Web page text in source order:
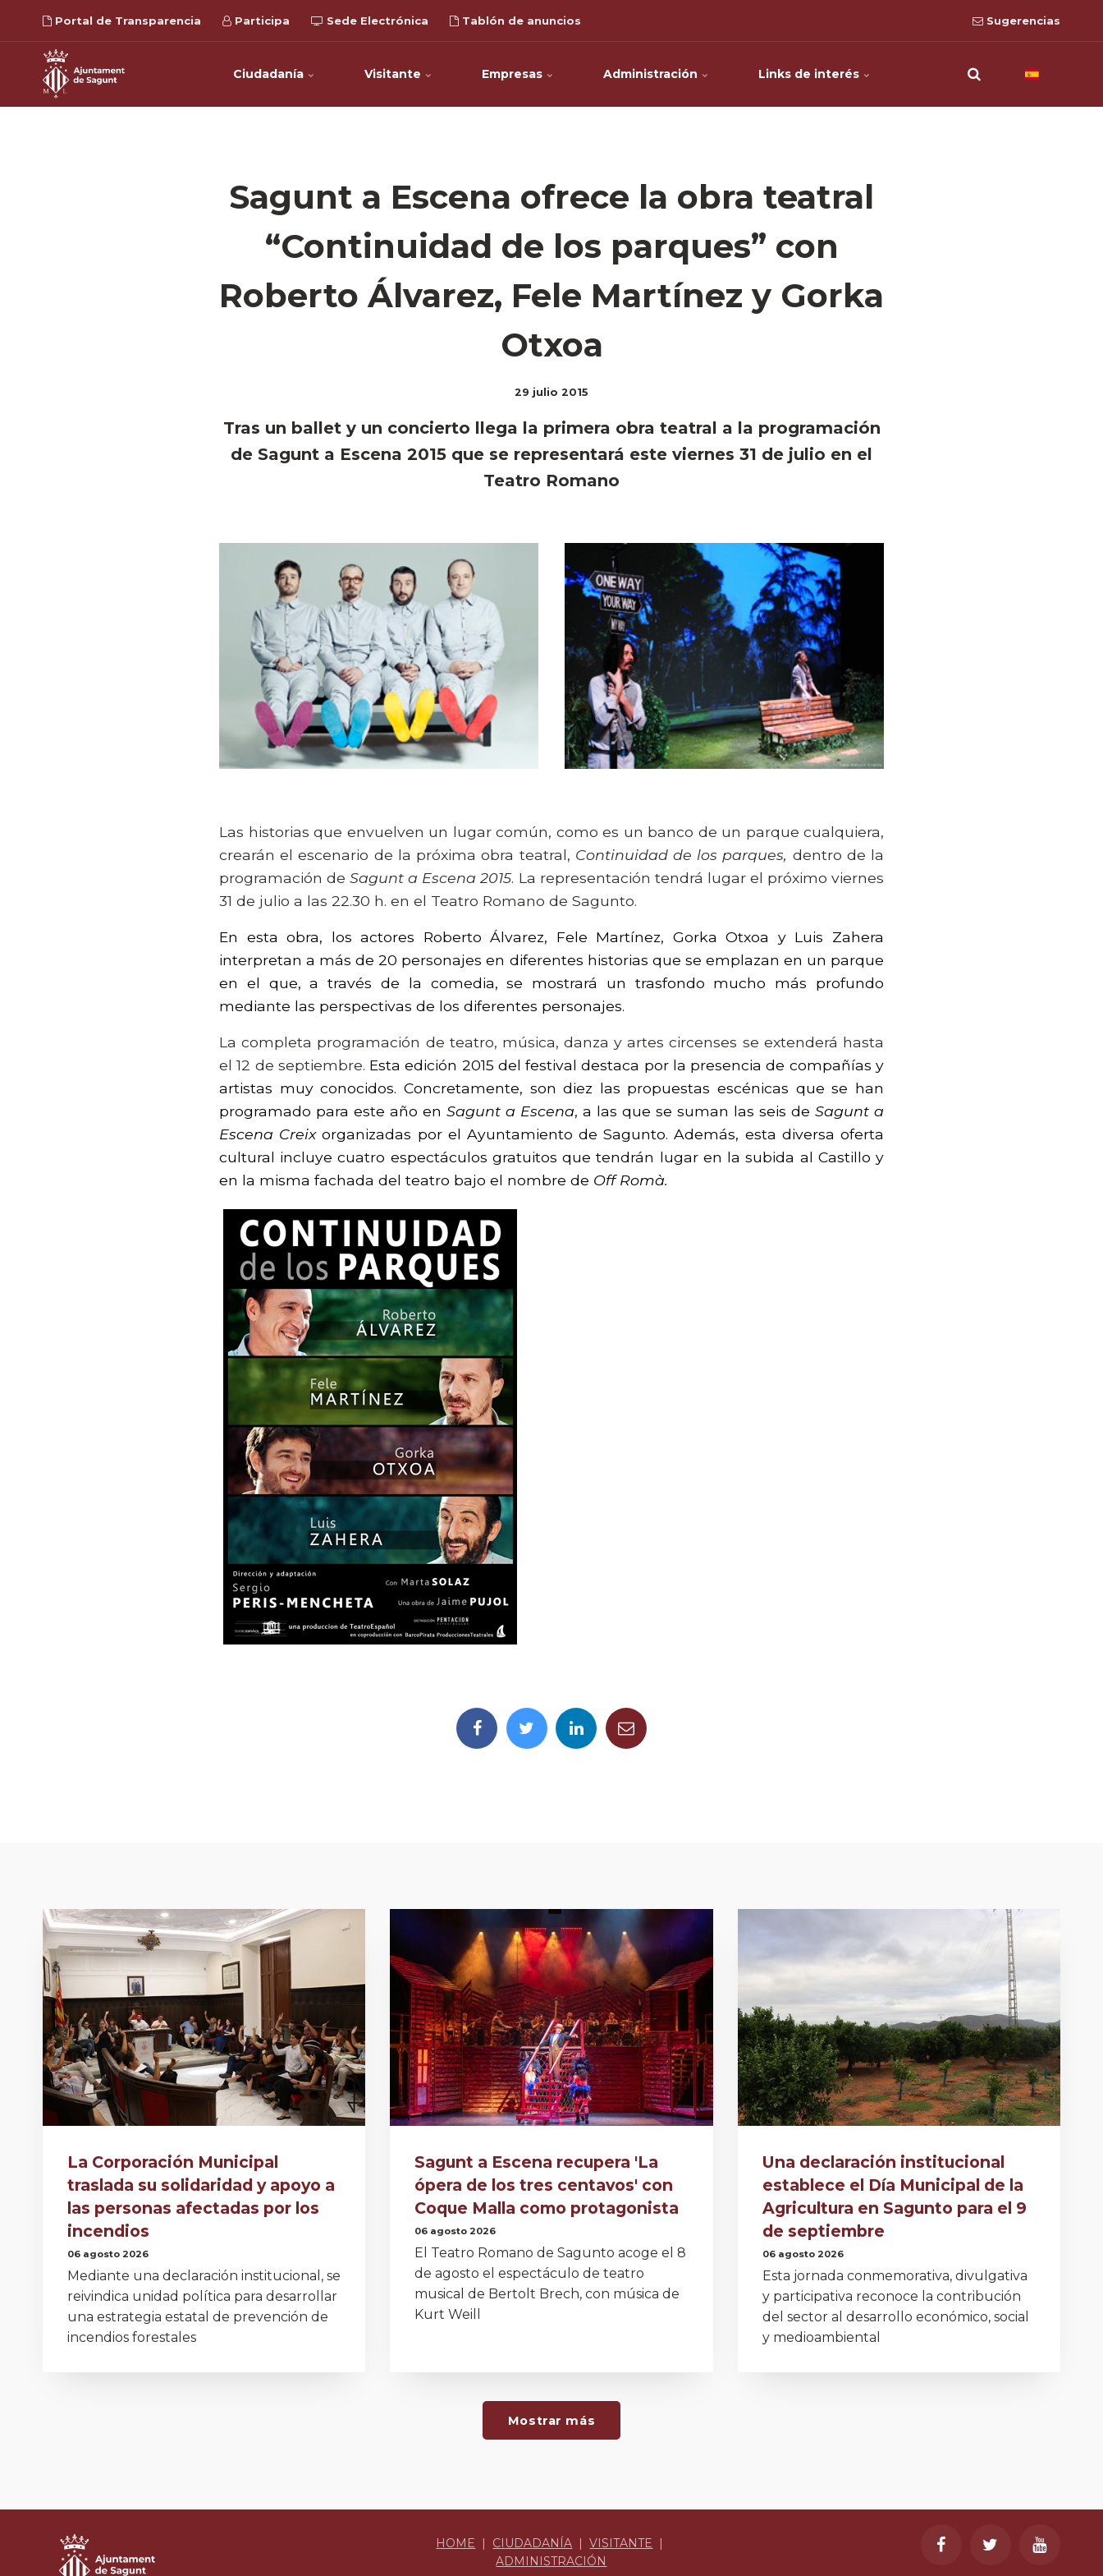
Portal de Transparencia Participa Sede Electrónica Tablón de anuncios Sugerencias
Ciudadanía Visitante Empresas Administración Links de interés
Sagunt a Escena ofrece la obra teatral
“Continuidad de los parques” con
Roberto Álvarez, Fele Martínez y Gorka
Otxoa
29 julio 2015
Tras un ballet y un concierto llega la primera obra teatral a la programación
de Sagunt a Escena 2015 que se representará este viernes 31 de julio en el
Teatro Romano
Las historias que envuelven un lugar común, como es un banco de un parque cualquiera,
crearán el escenario de la próxima obra teatral, Continuidad de los parques, dentro de la
programación deSagunt a Escena 2015. La representación tendrá lugar el próximo viernes
31 de julio a las 22.30 h. en el Teatro Romano de Sagunto.
En esta obra, los actores Roberto Álvarez, Fele Martínez, Gorka Otxoa y Luis Zahera
interpretan a más de 20 personajes en diferentes historias que se emplazan en un parque
en el que, a través de la comedia, se mostrará un trasfondo mucho más profundo
mediante las perspectivas de los diferentes personajes.
La completa programación de teatro, música, danza y artes circenses se extenderá hasta
el 12 de septiembre. Esta edición 2015 del festival destaca por la presencia de compañías y
artistas muy conocidos. Concretamente, son diez las propuestas escénicas que se han
programado para este año en Sagunt a Escena, a las que se suman las seis de Sagunt a
Escena Creixorganizadas por el Ayuntamiento de Sagunto. Además, esta diversa oferta
cultural incluye cuatro espectáculos gratuitos que tendrán lugar en la subida al Castillo y
en la misma fachada del teatro bajo el nombre de Off Romà.
La Corporación Municipal
traslada su solidaridad y apoyo a
las personas afectadas por los
incendios
06 agosto 2026
Mediante una declaración institucional, se
reivindica unidad política para desarrollar
una estrategia estatal de prevención de
incendios forestales
Sagunt a Escena recupera 'La
ópera de los tres centavos' con
Coque Malla como protagonista
06 agosto 2026
El Teatro Romano de Sagunto acoge el 8
de agosto el espectáculo de teatro
musical de Bertolt Brech, con música de
Kurt Weill
Una declaración institucional
establece el Día Municipal de la
Agricultura en Sagunto para el 9
de septiembre
06 agosto 2026
Esta jornada conmemorativa, divulgativa
y participativa reconoce la contribución
del sector al desarrollo económico, social
y medioambiental
Mostrar más
HOME | CIUDADANÍA |VISITANTE |
ADMINISTRACIÓN